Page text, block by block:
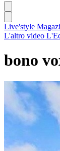
Live'style
L'altro video
bono